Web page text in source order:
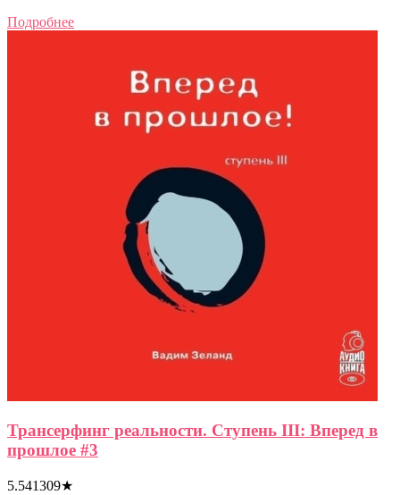
Подробнее
Трансерфинг реальности. Ступень III: Вперед в
прошлое #3
5.541309★